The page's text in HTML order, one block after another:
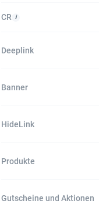
CR
Deeplink
Banner
HideLink
Produkte
Gutscheine und Aktionen